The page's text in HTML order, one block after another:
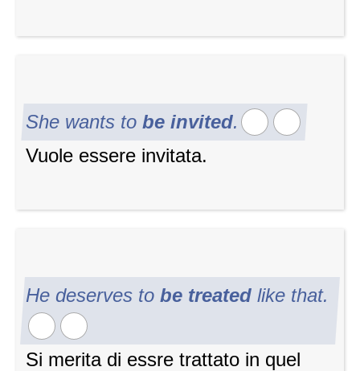
She wants to be invited.
Vuole essere invitata.
He deserves to be treated like that.
Si merita di essre trattato in quel